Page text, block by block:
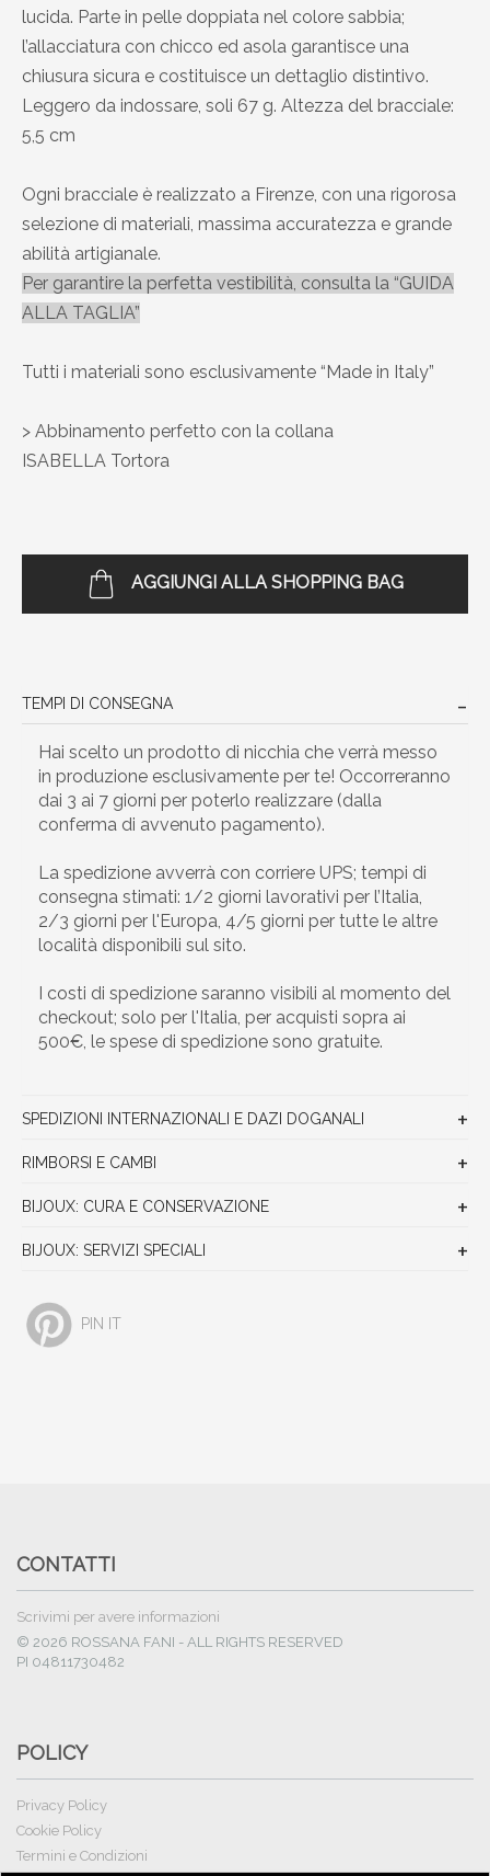
lucida. Parte in pelle doppiata nel colore sabbia;
l’allacciatura con chicco ed asola garantisce una
chiusura sicura e costituisce un dettaglio distintivo.
Leggero da indossare, soli 67 g. Altezza del bracciale:
5,5 cm
Ogni bracciale è realizzato a Firenze, con una rigorosa
selezione di materiali, massima accuratezza e grande
abilità artigianale.
Per garantire la perfetta vestibilità, consulta la “GUIDA
ALLA TAGLIA”
Tutti i materiali sono esclusivamente “Made in Italy”
> Abbinamento perfetto con la collana
ISABELLA Tortora
AGGIUNGI ALLA SHOPPING BAG
TEMPI DI CONSEGNA
Hai scelto un prodotto di nicchia che verrà messo
in produzione esclusivamente per te! Occorreranno
dai 3 ai 7 giorni per poterlo realizzare (dalla
conferma di avvenuto pagamento).
La spedizione avverrà con corriere UPS; tempi di
consegna stimati: 1/2 giorni lavorativi per l’Italia,
2/3 giorni per l'Europa, 4/5 giorni per tutte le altre
località disponibili sul sito.
I costi di spedizione saranno visibili al momento del
checkout; solo per l'Italia, per acquisti sopra ai
500€, le spese di spedizione sono gratuite.
SPEDIZIONI INTERNAZIONALI E DAZI DOGANALI
RIMBORSI E CAMBI
BIJOUX: CURA E CONSERVAZIONE
BIJOUX: SERVIZI SPECIALI
PIN IT
CONTATTI
Scrivimi per avere informazioni
© 2026 ROSSANA FANI - ALL RIGHTS RESERVED
PI 04811730482
POLICY
Privacy Policy
Cookie Policy
Termini e Condizioni